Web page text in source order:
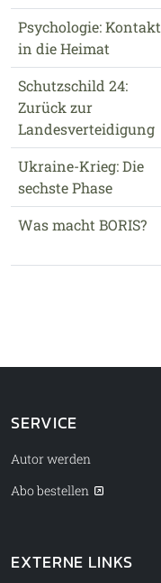
Psychologie: Kontakt
in die Heimat
Schutzschild 24:
Zurück zur
Landesverteidigung
Ukraine-Krieg: Die
sechste Phase
Was macht BORIS?
SERVICE
Autor werden
Abo bestellen
EXTERNE LINKS